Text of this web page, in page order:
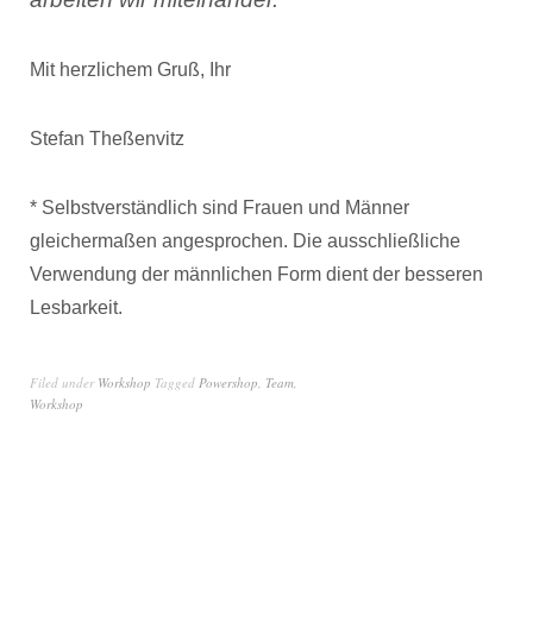
Mit herzlichem Gruß, Ihr
Stefan Theßenvitz
* Selbstverständlich sind Frauen und Männer
gleichermaßen angesprochen. Die ausschließliche
Verwendung der männlichen Form dient der besseren
Lesbarkeit.
Filed under Workshop Tagged Powershop, Team,
Workshop